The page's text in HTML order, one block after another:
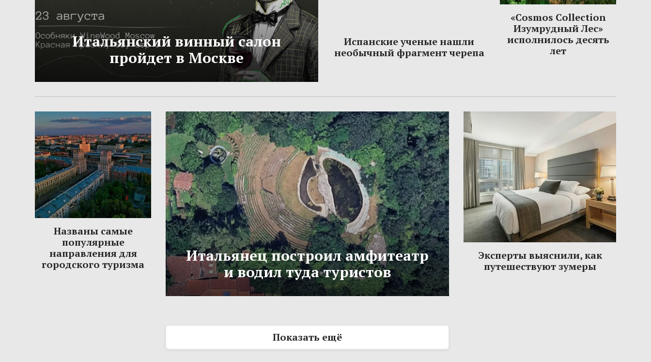
Итальянский винный салон
пройдет в Москве
Испанские ученые нашли
необычный фрагмент черепа
«Cosmos Collection
Изумрудный Лес»
исполнилось десять
лет
Названы самые
популярные
направления для
городского туризма
Итальянец построил амфитеатр
и водил туда туристов
Эксперты выяснили, как
путешествуют зумеры
Показать ещё